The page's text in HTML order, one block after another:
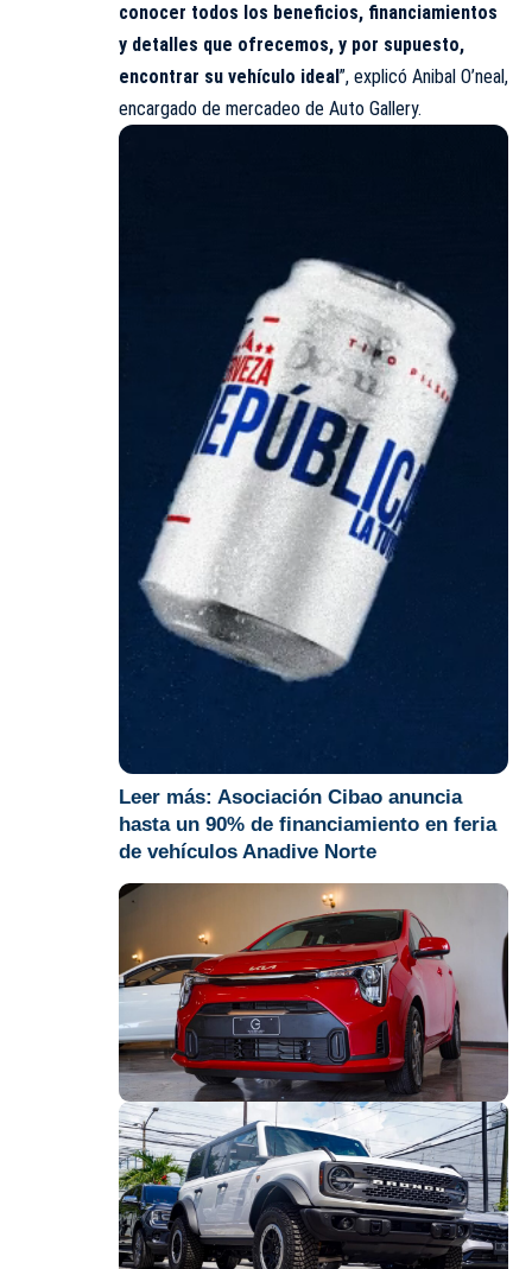
conocer todos los beneficios, financiamientos
y detalles que ofrecemos, y por supuesto,
encontrar su vehículo ideal ”, explicó Anibal O’neal,
encargado de mercadeo de Auto Gallery.
Leer más: Asociación Cibao anuncia
hasta un 90% de financiamiento en feria
de vehículos Anadive Norte